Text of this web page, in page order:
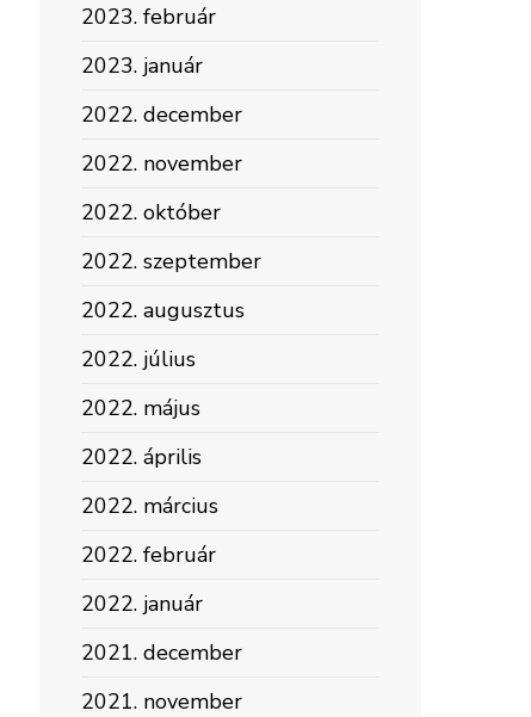
2023. február
2023. január
2022. december
2022. november
2022. október
2022. szeptember
2022. augusztus
2022. július
2022. május
2022. április
2022. március
2022. február
2022. január
2021. december
2021. november